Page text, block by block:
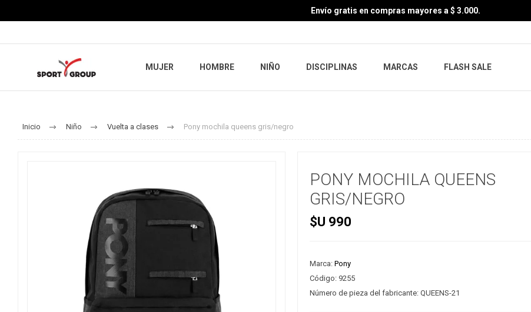
Envío gratis en compras mayores a $ 3.000.
MUJER HOMBRE NIÑO DISCIPLINAS MARCAS FLASH SALE
Inicio Niño Vuelta a clases Pony mochila queens gris/negro
PONY MOCHILA QUEENS
GRIS/NEGRO
$U 990
Marca: Pony
Código: 9255
Número de pieza del fabricante: QUEENS-21